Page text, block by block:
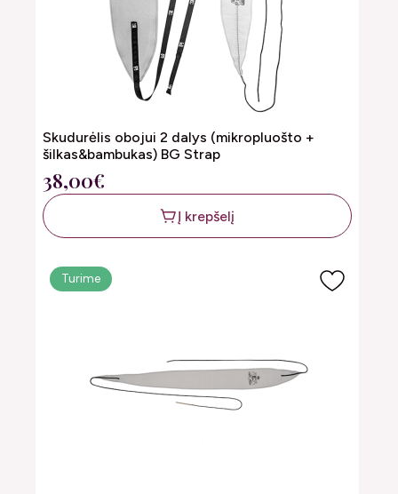
Skudurėlis obojui 2 dalys (mikropluošto +
šilkas&bambukas) BG Strap
38,00€
Į krepšelį
Turime